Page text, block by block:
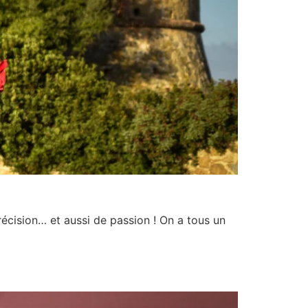
et aussi de passion ! On a tous un